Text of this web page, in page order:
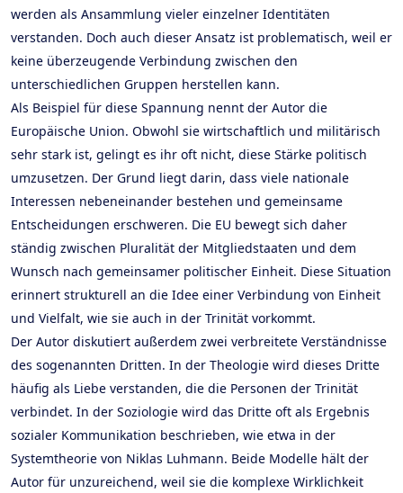
werden als Ansammlung vieler einzelner Identitäten
verstanden. Doch auch dieser Ansatz ist problematisch, weil er
keine überzeugende Verbindung zwischen den
unterschiedlichen Gruppen herstellen kann.
Als Beispiel für diese Spannung nennt der Autor die
Europäische Union. Obwohl sie wirtschaftlich und militärisch
sehr stark ist, gelingt es ihr oft nicht, diese Stärke politisch
umzusetzen. Der Grund liegt darin, dass viele nationale
Interessen nebeneinander bestehen und gemeinsame
Entscheidungen erschweren. Die EU bewegt sich daher
ständig zwischen Pluralität der Mitgliedstaaten und dem
Wunsch nach gemeinsamer politischer Einheit. Diese Situation
erinnert strukturell an die Idee einer Verbindung von Einheit
und Vielfalt, wie sie auch in der Trinität vorkommt.
Der Autor diskutiert außerdem zwei verbreitete Verständnisse
des sogenannten Dritten. In der Theologie wird dieses Dritte
häufig als Liebe verstanden, die die Personen der Trinität
verbindet. In der Soziologie wird das Dritte oft als Ergebnis
sozialer Kommunikation beschrieben, wie etwa in der
Systemtheorie von Niklas Luhmann. Beide Modelle hält der
Autor für unzureichend, weil sie die komplexe Wirklichkeit